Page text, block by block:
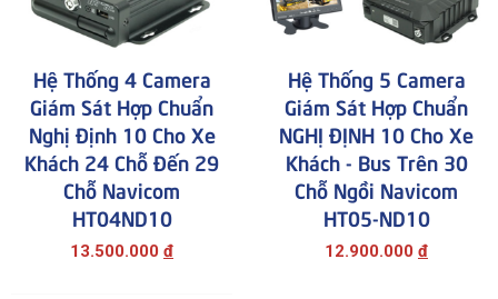
Hệ Thống 4 Camera
Giám Sát Hợp Chuẩn
Nghị Định 10 Cho Xe
Khách 24 Chỗ Đến 29
Chỗ Navicom
HT04ND10
13.500.000 đ
Hệ Thống 5 Camera
Giám Sát Hợp Chuẩn
NGHỊ ĐỊNH 10 Cho Xe
Khách - Bus Trên 30
Chỗ Ngồi Navicom
HT05-ND10
12.900.000 đ